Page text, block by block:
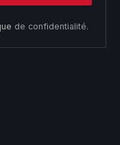
de confidentialité.